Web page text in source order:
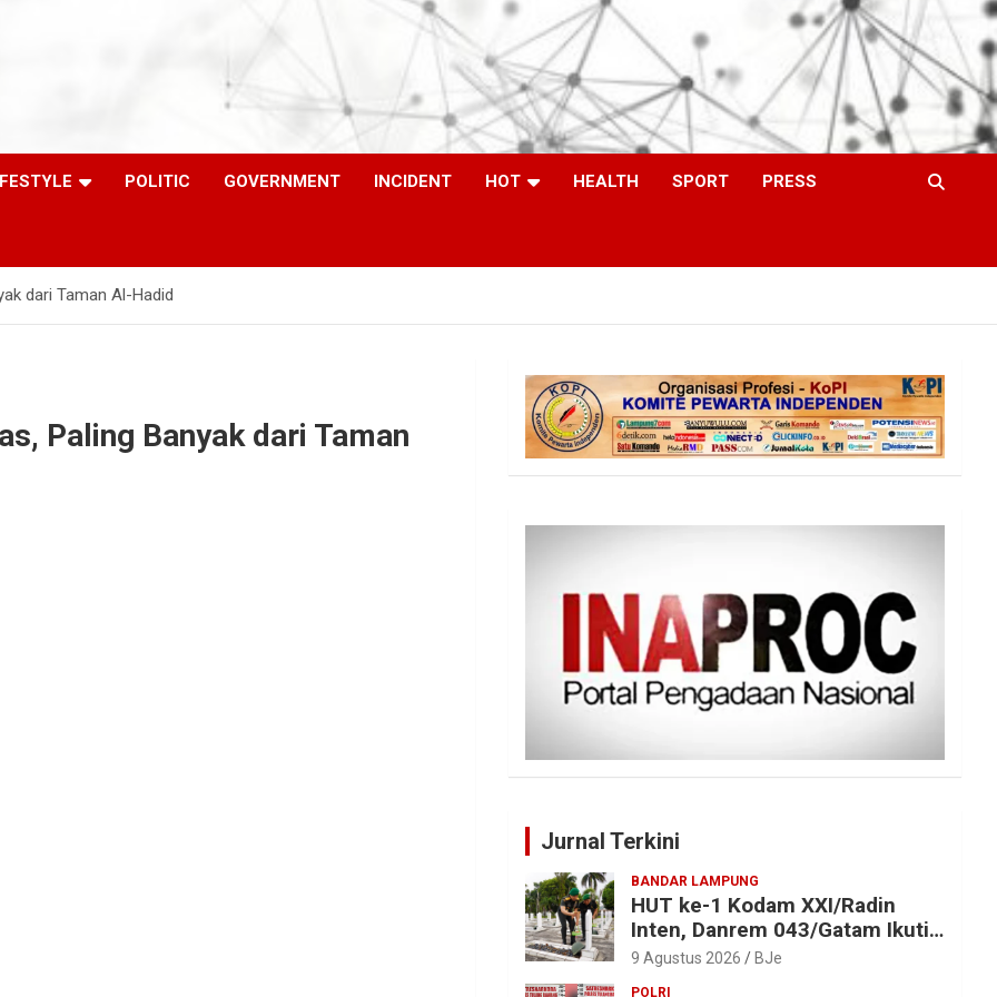
POLITIC GOVERNMENT INCIDENT HOT HEALTH SPORT PRESS
dari Taman Al-Hadid
Paling Banyak dari Taman
Jurnal Terkini
BANDAR LAMPUNG
HUT ke-1 Kodam XXI/Radin
Inten, Danrem 043/Gatam Ikuti
Ziarah dan Bakti Kesehatan
9 Agustus 2026 BJe
POLRI